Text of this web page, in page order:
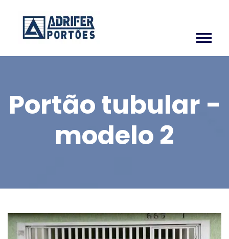
Portão tubular -
modelo 2